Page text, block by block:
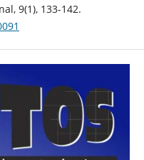
9(1), 133-142.